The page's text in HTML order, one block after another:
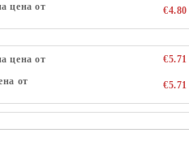
цена от
€4.80
цена от
€5.71
от
€5.71